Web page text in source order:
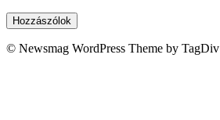
© Newsmag WordPress Theme by TagDiv